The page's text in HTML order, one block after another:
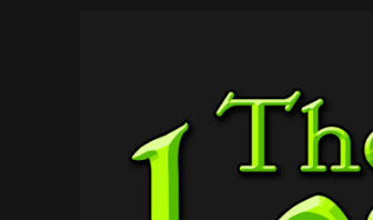
Lost
Dungeon